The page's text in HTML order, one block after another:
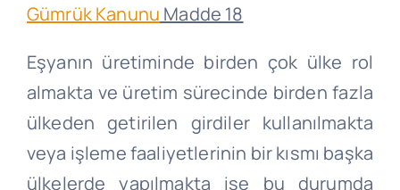
Gümrük Kanunu Madde 18
Eşyanın üretiminde birden çok ülke rol
almakta ve üretim sürecinde birden fazla
ülkeden getirilen girdiler kullanılmakta
veya işleme faaliyetlerinin bir kısmı başka
ülkelerde yapılmakta ise bu durumda